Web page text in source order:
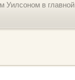
Уилсоном в главной